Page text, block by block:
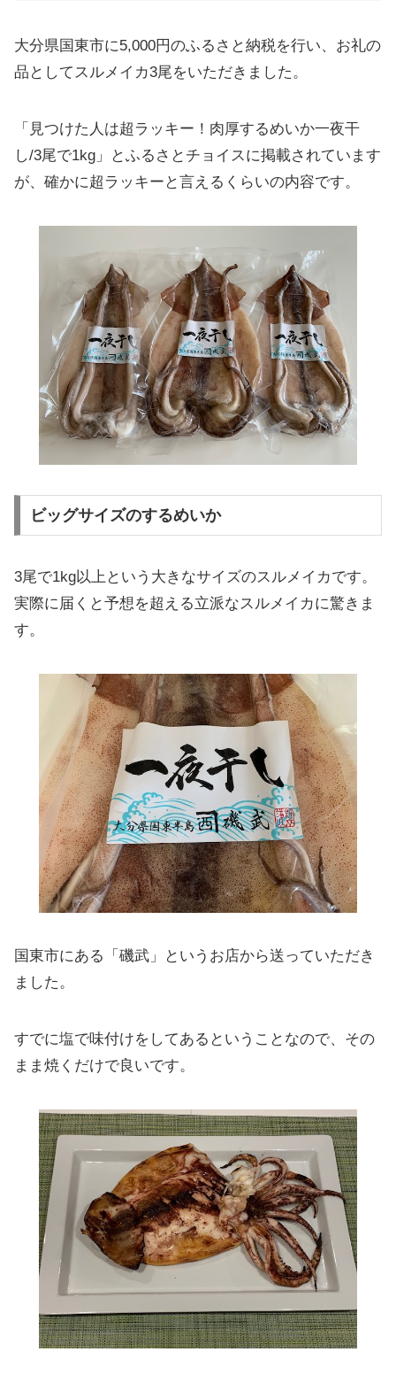
大分県国東市に5,000円のふるさと納税を行い、お礼の
品としてスルメイカ3尾をいただきました。
「見つけた人は超ラッキー！肉厚するめいか一夜干
し/3尾で1kg」とふるさとチョイスに掲載されています
が、確かに超ラッキーと言えるくらいの内容です。
ビッグサイズのするめいか
3尾で1kg以上という大きなサイズのスルメイカです。
実際に届くと予想を超える立派なスルメイカに驚きま
す。
国東市にある「磯武」というお店から送っていただき
ました。
すでに塩で味付けをしてあるということなので、その
まま焼くだけで良いです。